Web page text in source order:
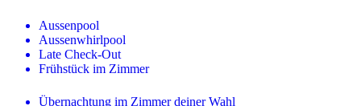
Aussenpool
Aussenwhirlpool
Late Check-Out
Frühstück im Zimmer
Übernachtung im Zimmer deiner Wahl